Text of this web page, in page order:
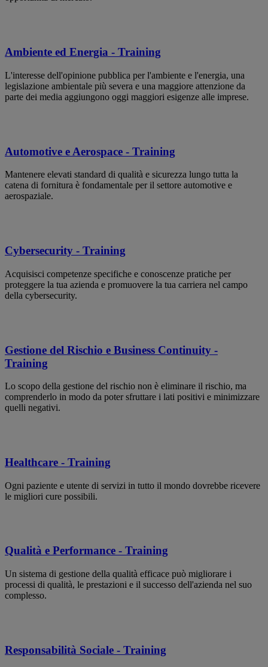
Ambiente ed Energia - Training
L'interesse dell'opinione pubblica per l'ambiente e l'energia, una
legislazione ambientale più severa e una maggiore attenzione da
parte dei media aggiungono oggi maggiori esigenze alle imprese.
Automotive e Aerospace - Training
Mantenere elevati standard di qualità e sicurezza lungo tutta la
catena di fornitura è fondamentale per il settore automotive e
aerospaziale.
Cybersecurity - Training
Acquisisci competenze specifiche e conoscenze pratiche per
proteggere la tua azienda e promuovere la tua carriera nel campo
della cybersecurity.
Gestione del Rischio e Business Continuity -
Training
Lo scopo della gestione del rischio non è eliminare il rischio, ma
comprenderlo in modo da poter sfruttare i lati positivi e minimizzare
quelli negativi.
Healthcare - Training
Ogni paziente e utente di servizi in tutto il mondo dovrebbe ricevere
le migliori cure possibili.
Qualità e Performance - Training
Un sistema di gestione della qualità efficace può migliorare i
processi di qualità, le prestazioni e il successo dell'azienda nel suo
complesso.
Responsabilità Sociale - Training